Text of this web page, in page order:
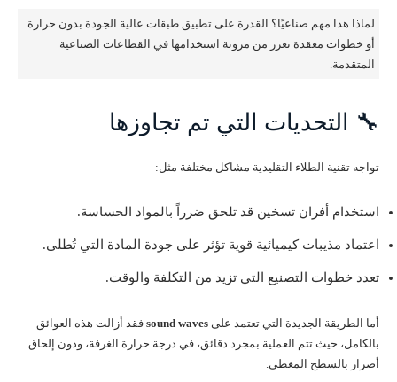
لماذا هذا مهم صناعيًا؟ القدرة على تطبيق طبقات عالية الجودة بدون حرارة
أو خطوات معقدة تعزز من مرونة استخدامها في القطاعات الصناعية
المتقدمة.
🔧 التحديات التي تم تجاوزها
تواجه تقنية الطلاء التقليدية مشاكل مختلفة مثل:
استخدام أفران تسخين قد تلحق ضرراً بالمواد الحساسة.
اعتماد مذيبات كيميائية قوية تؤثر على جودة المادة التي تُطلى.
تعدد خطوات التصنيع التي تزيد من التكلفة والوقت.
أما الطريقة الجديدة التي تعتمد على sound waves فقد أزالت هذه العوائق
بالكامل، حيث تتم العملية بمجرد دقائق، في درجة حرارة الغرفة، ودون إلحاق
أضرار بالسطح المغطى.